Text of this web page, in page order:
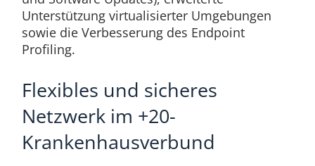
Unterstützung virtualisierter Umgebungen
sowie die Verbesserung des Endpoint
Profiling.
Flexibles und sicheres
Netzwerk im +20-
Krankenhausverbund